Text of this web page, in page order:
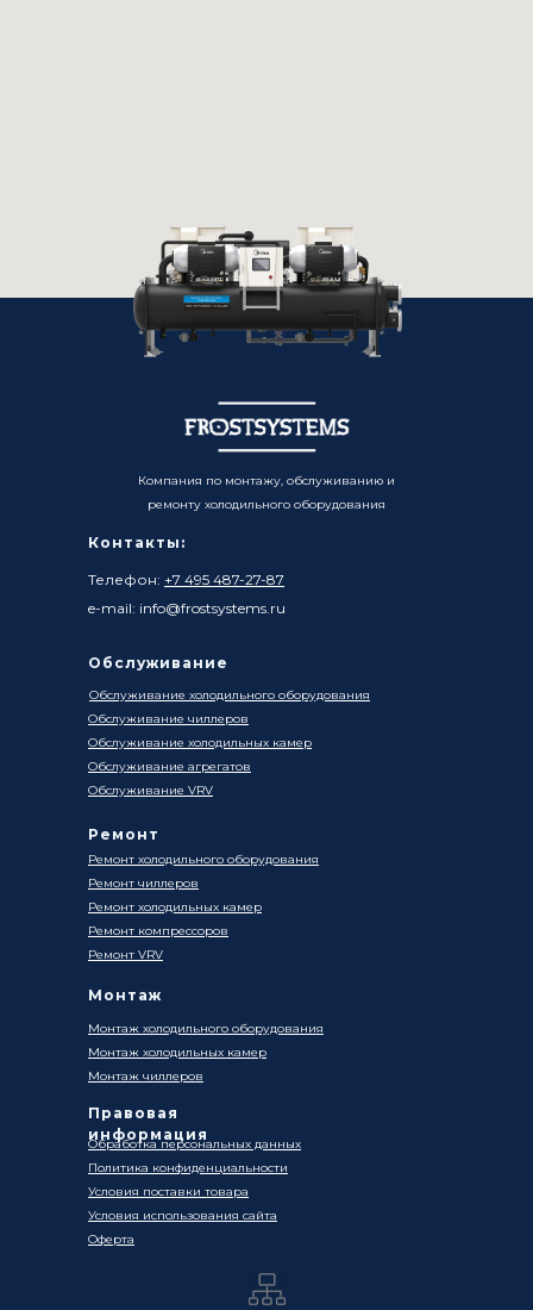
Контакты:
Телефон: +7 495 487-27-87
e-mail: info@frostsystems.ru
Ремонт
Обработка персональных данных
Политика конфиденциальности
Условия поставки товара
Оферта
Условия использования сайта
Компания по монтажу, обслуживанию и
ремонту холодильного оборудования
Ремонт холодильного оборудования
Ремонт чиллеров
Ремонт холодильных камер
Ремонт компрессоров
Ремонт VRV
Монтаж
Правовая
информация
Монтаж холодильного оборудования
Монтаж чиллеров
Монтаж холодильных камер
Обслуживание
Обслуживание холодильного оборудования
Обслуживание чиллеров
Обслуживание холодильных камер
Обслуживание агрегатов
Обслуживание VRV